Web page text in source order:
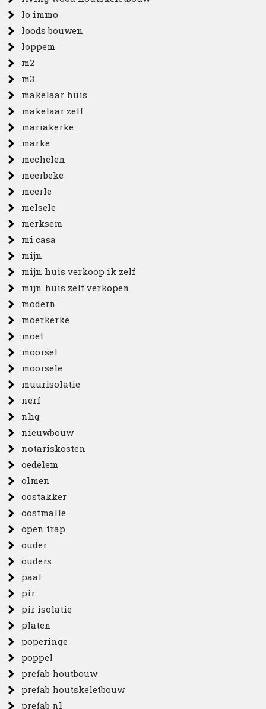
lo immo
loods bouwen
loppem
m2
m3
makelaar huis
makelaar zelf
mariakerke
marke
mechelen
meerbeke
meerle
melsele
merksem
mi casa
mijn
mijn huis verkoop ik zelf
mijn huis zelf verkopen
modern
moerkerke
moet
moorsel
moorsele
muurisolatie
nerf
nhg
nieuwbouw
notariskosten
oedelem
olmen
oostakker
oostmalle
open trap
ouder
ouders
paal
pir
pir isolatie
platen
poperinge
poppel
prefab houtbouw
prefab houtskeletbouw
prefab nl